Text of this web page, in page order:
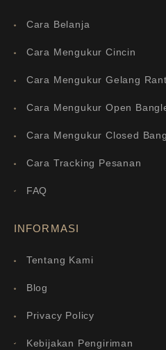
Cara Belanja
Cara Mengukur Cincin
Cara Mengukur Gelang
Cara Mengukur Open
Cara Mengukur Closed
Cara Tracking Pesanan
FAQ
INFORMASI
Tentang Kami
Blog
Privacy Policy
Kebijakan Pengiriman